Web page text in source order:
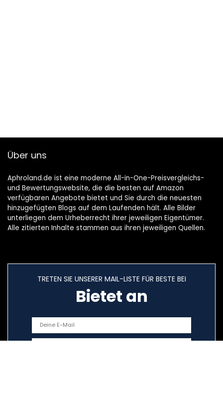
Über uns
Aphroland.de ist eine moderne All-in-One-Preisvergleichs-
und Bewertungswebsite, die die besten auf Amazon
verfügbaren Angebote bietet und Sie durch die neuesten
hinzugefügten Blogs auf dem Laufenden hält. Alle Bilder
unterliegen dem Urheberrecht ihrer jeweiligen Eigentümer.
Alle zitierten Inhalte stammen aus ihren jeweiligen Quellen.
TRETEN SIE UNSERER MAIL-LISTE FÜR BESTE BEI
Bietet an